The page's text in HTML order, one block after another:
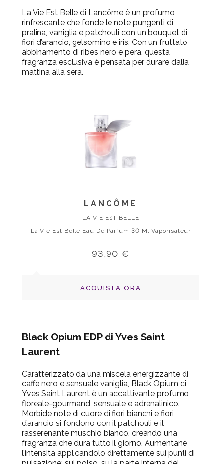
La Vie Est Belle di Lancôme è un profumo
rinfrescante che fonde le note pungenti di
pralina, vaniglia e patchouli con un bouquet di
fiori d’arancio, gelsomino e iris. Con un fruttato
abbinamento di ribes nero e pera, questa
fragranza esclusiva è pensata per durare dalla
mattina alla sera.
LANCÔME
LA VIE EST BELLE
La Vie Est Belle Eau De Parfum 30 Ml Vaporisateur
93,90 €
ACQUISTA ORA
Black Opium EDP di Yves Saint
Laurent
Caratterizzato da una miscela energizzante di
caffè nero e sensuale vaniglia, Black Opium di
Yves Saint Laurent è un accattivante profumo
floreale-gourmand, sensuale e adrenalinico.
Morbide note di cuore di fiori bianchi e fiori
d’arancio si fondono con il patchouli e il
rasserenante muschio bianco, creando una
fragranza che dura tutto il giorno. Aumentane
l’intensità applicandolo direttamente sui punti di